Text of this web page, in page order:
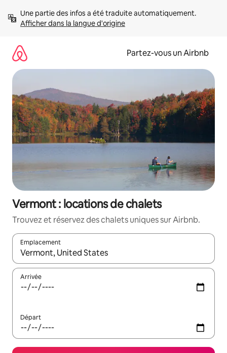
directement
Afficher dans la langue d'origine
Partez-vous un Airbnb
Vermont : locations de chalets
Trouvez et réservez des chalets uniques sur Airbnb.
Emplacement
Quand les résultats sont affichés, parcourez-les en utilisant
Arrivée
Départ